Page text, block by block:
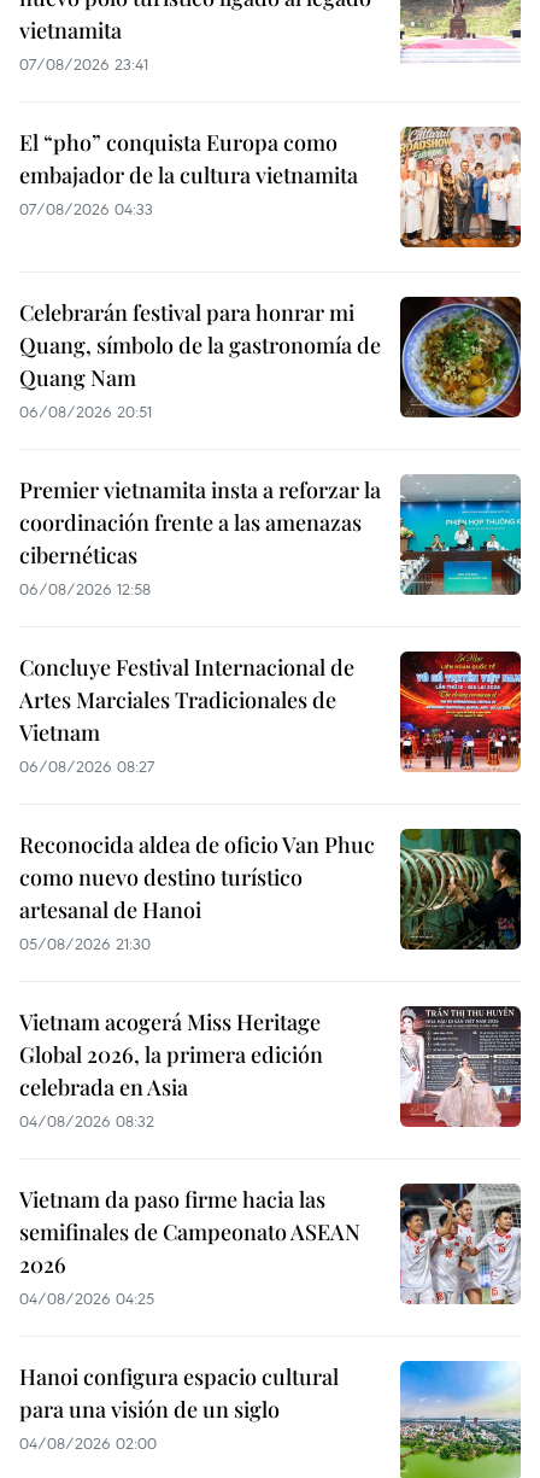
vietnamita
07/08/2026 23:41
El “pho” conquista Europa como
embajador de la cultura vietnamita
07/08/2026 04:33
Celebrarán festival para honrar mi
Quang, símbolo de la gastronomía de
Quang Nam
06/08/2026 20:51
Premier vietnamita insta a reforzar la
coordinación frente a las amenazas
cibernéticas
06/08/2026 12:58
Concluye Festival Internacional de
Artes Marciales Tradicionales de
Vietnam
06/08/2026 08:27
Reconocida aldea de oficio Van Phuc
como nuevo destino turístico
artesanal de Hanoi
05/08/2026 21:30
Vietnam acogerá Miss Heritage
Global 2026, la primera edición
celebrada en Asia
04/08/2026 08:32
Vietnam da paso firme hacia las
semifinales de Campeonato ASEAN
2026
04/08/2026 04:25
Hanoi configura espacio cultural
para una visión de un siglo
04/08/2026 02:00